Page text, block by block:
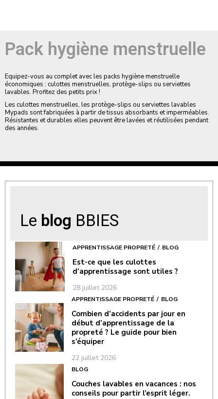
Pack hygiène menstruelle
Equipez-vous au complet avec les packs hygiène menstruelle
économiques : culottes menstruelles, protège-slips ou serviettes
lavables. Profitez des petits prix !
Les culottes menstruelles, les protège-slips ou serviettes lavables
Mypads sont fabriquées à partir de tissus absorbants et imperméables.
Résistantes et durables elles peuvent être lavées et réutilisées pendant
des années.
Le blog BBIES
APPRENTISSAGE PROPRETÉ BLOG
Est-ce que les culottes
d’apprentissage sont utiles ?
28 juillet 2026
APPRENTISSAGE PROPRETÉ BLOG
Combien d’accidents par jour en
début d’apprentissage de la
propreté ? Le guide pour bien
s’équiper
22 juillet 2026
BLOG
Couches lavables en vacances : nos
conseils pour partir l’esprit léger.